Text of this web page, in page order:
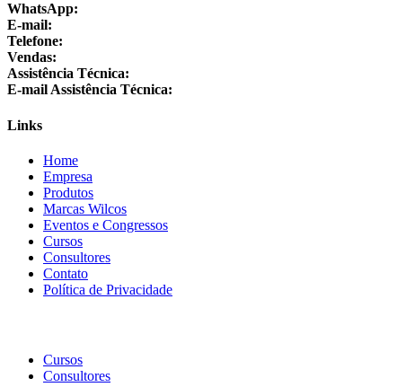
WhatsApp:
E-mail:
Telefone:
Vendas:
Assistência Técnica:
E-mail Assistência Técnica:
Links
Home
Empresa
Produtos
Marcas Wilcos
Eventos e Congressos
Cursos
Consultores
Contato
Política de Privacidade
Cursos
Consultores